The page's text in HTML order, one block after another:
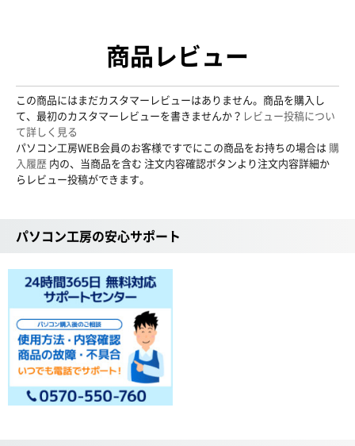
商品レビュー
この商品にはまだカスタマーレビューはありません。商品を購入し
て、最初のカスタマーレビューを書きませんか？ レビュー投稿につい
て詳しく見る
パソコン工房WEB会員のお客様ですでにこの商品をお持ちの場合は 購
入履歴 内の、当商品を含む 注文内容確認ボタンより注文内容詳細か
らレビュー投稿ができます。
パソコン工房の安心サポート